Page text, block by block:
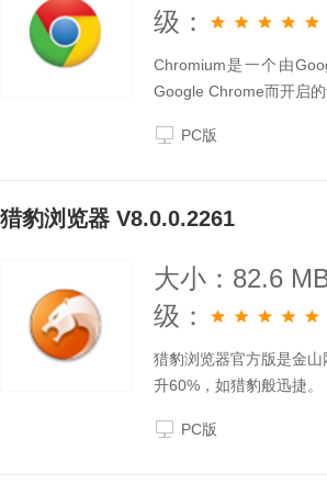
级：
Chromium是一个由
Google Chrome而开启的
PC版
猎豹浏览器 V8.0.0.2261
大小：82.6
级：
猎豹浏览器官方版是金
升60%，如猎豹般迅捷。
PC版